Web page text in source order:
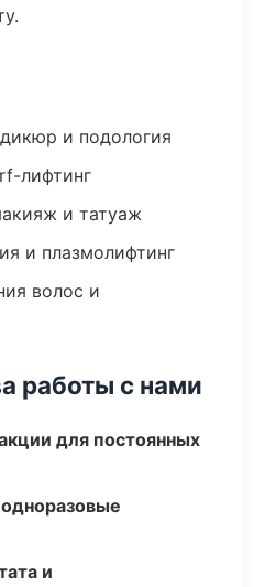
и подология
лифтинг
и татуаж
и плазмолифтинг
волос и
работы с нами
для постоянных
и